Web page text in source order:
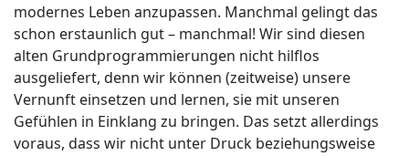
modernes Leben anzupassen. Manchmal gelingt das
schon erstaunlich gut – manchmal! Wir sind diesen
alten Grundprogrammierungen nicht hilflos
ausgeliefert, denn wir können (zeitweise) unsere
Vernunft einsetzen und lernen, sie mit unseren
Gefühlen in Einklang zu bringen. Das setzt allerdings
voraus, dass wir nicht unter Druck beziehungsweise